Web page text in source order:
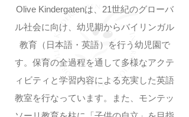
Olive Kindergatenは、21世紀のグローバ
ル社会に向け、幼児期からバイリンガル
教育（日本語・英語）を行う幼児園で
す。保育の全過程を通して多様なアクテ
ィビティと学習内容による充実した英語
教室を行なっています。また、モンテッ